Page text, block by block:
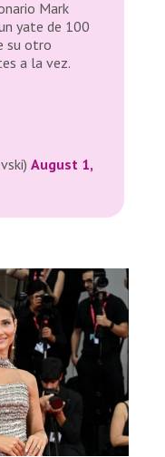
Mark
yate de 100
su otro
a la vez.
August 1,